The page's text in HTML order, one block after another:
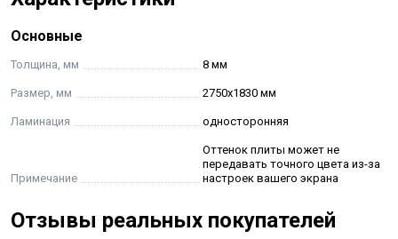
Основные
Толщина, мм 8 мм
Размер, мм 2750х1830 мм
Ламинация односторонняя
Примечание
Оттенок плиты может не
передавать точного цвета из-за
настроек вашего экрана
Отзывы реальных покупателей